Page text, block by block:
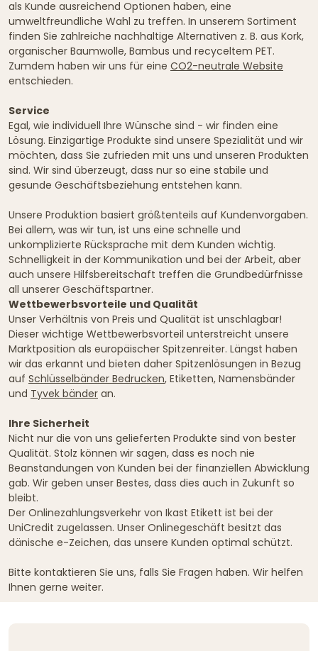
als Kunde ausreichend Optionen haben, eine
umweltfreundliche Wahl zu treffen. In unserem Sortiment
finden Sie zahlreiche nachhaltige Alternativen z. B. aus Kork,
organischer Baumwolle, Bambus und recyceltem PET.
Zumdem haben wir uns für eine CO2-neutrale Website
entschieden.
Service
Egal, wie individuell Ihre Wünsche sind - wir finden eine
Lösung. Einzigartige Produkte sind unsere Spezialität und wir
möchten, dass Sie zufrieden mit uns und unseren Produkten
sind. Wir sind überzeugt, dass nur so eine stabile und
gesunde Geschäftsbeziehung entstehen kann.
Unsere Produktion basiert größtenteils auf Kundenvorgaben.
Bei allem, was wir tun, ist uns eine schnelle und
unkomplizierte Rücksprache mit dem Kunden wichtig.
Schnelligkeit in der Kommunikation und bei der Arbeit, aber
auch unsere Hilfsbereitschaft treffen die Grundbedürfnisse
all unserer Geschäftspartner.
Wettbewerbsvorteile und Qualität
Unser Verhältnis von Preis und Qualität ist unschlagbar!
Dieser wichtige Wettbewerbsvorteil unterstreicht unsere
Marktposition als europäischer Spitzenreiter. Längst haben
wir das erkannt und bieten daher Spitzenlösungen in Bezug
auf Schlüsselbänder Bedrucken, Etiketten, Namensbänder
und Tyvek bänder an.
Ihre Sicherheit
Nicht nur die von uns gelieferten Produkte sind von bester
Qualität. Stolz können wir sagen, dass es noch nie
Beanstandungen von Kunden bei der finanziellen Abwicklung
gab. Wir geben unser Bestes, dass dies auch in Zukunft so
bleibt.
Der Onlinezahlungsverkehr von Ikast Etikett ist bei der
UniCredit zugelassen. Unser Onlinegeschäft besitzt das
dänische e-Zeichen, das unsere Kunden optimal schützt.
Bitte kontaktieren Sie uns, falls Sie Fragen haben. Wir helfen
Ihnen gerne weiter.